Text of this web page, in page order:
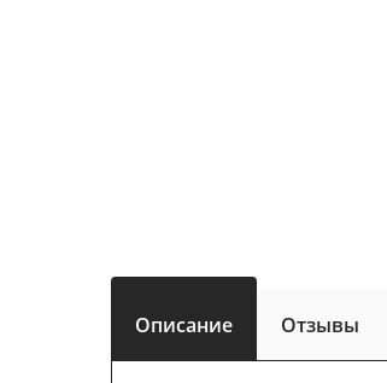
Описание Отзывы